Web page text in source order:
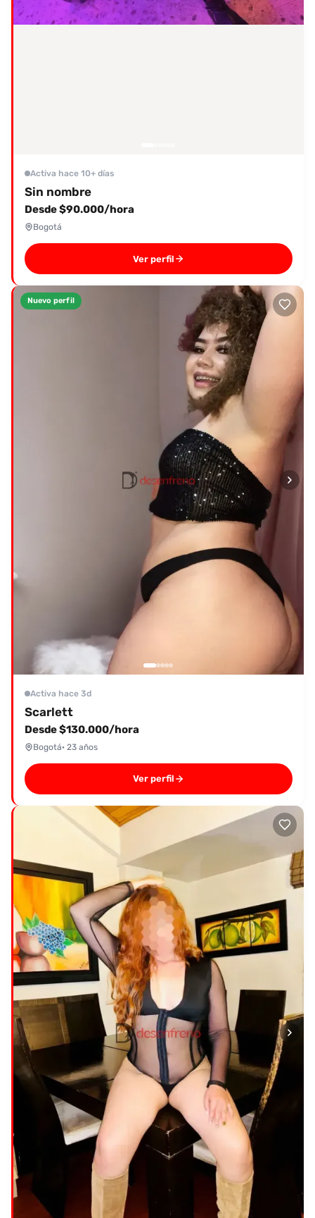
Activa hace 10+ días
Sin nombre
Desde $90.000/hora
Bogotá
Ver perfil
Nuevo perfil
Activa hace 3d
Scarlett
Desde $130.000/hora
Bogotá· 23 años
Ver perfil